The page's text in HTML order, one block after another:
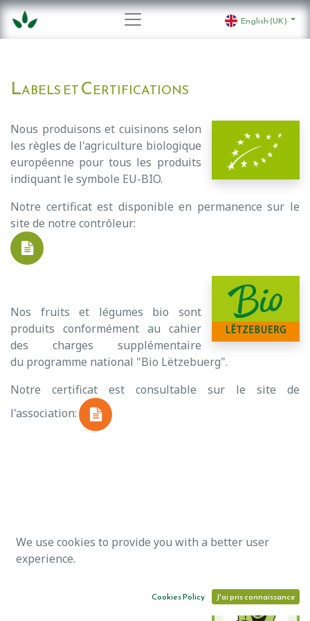
English (UK)
Labels et Certifications
Nous produisons et cuisinons selon
les règles de l'agriculture biologique
européenne pour tous les produits
indiquant le symbole EU-BIO.
Notre certificat est disponible en permanence sur le
site de notre contrôleur:
Nos fruits et légumes bio sont
produits conformément au cahier
des charges supplémentaire
du programme national "Bio Lëtzebuerg".
Notre certificat est consultable sur le site de
l'association:
Nous réduisons nos déchets et
We use cookies to provide you with a better user
experience.
Cookies Policy J'ai pris connaissance